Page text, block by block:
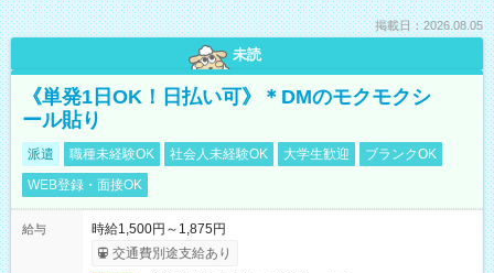
掲載日：2026.08.05
未読
《単発1日OK！日払い可》＊DMのモクモクシ
ール貼り
派遣 職種未経験OK 社会人未経験OK 大学生歓迎
ブランクOK
WEB登録・面接OK
給与
時給1,500円～1,875円
交通費別途支給あり